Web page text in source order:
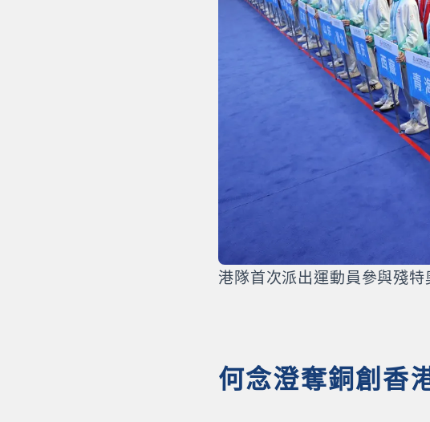
港隊首次派出運動員參與殘
何念澄奪銅創香